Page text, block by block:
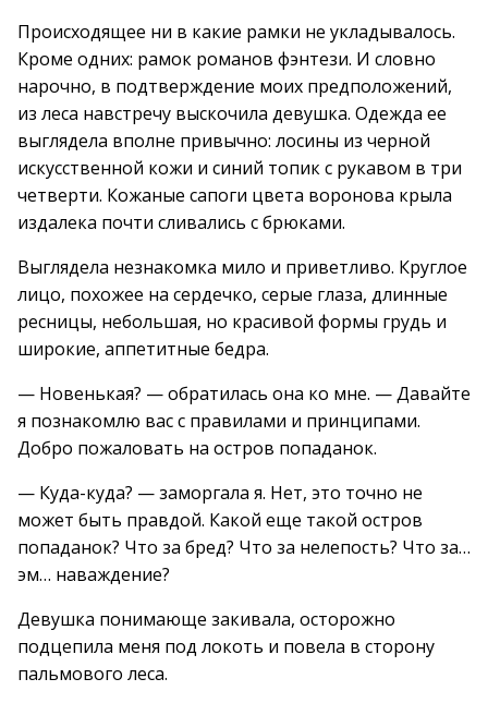
Происходящее ни в какие рамки не укладывалось.
Кроме одних: рамок романов фэнтези. И словно
нарочно, в подтверждение моих предположений,
из леса навстречу выскочила девушка. Одежда ее
выглядела вполне привычно: лосины из черной
искусственной кожи и синий топик с рукавом в три
четверти. Кожаные сапоги цвета воронова крыла
издалека почти сливались с брюками.
Выглядела незнакомка мило и приветливо. Круглое
лицо, похожее на сердечко, серые глаза, длинные
ресницы, небольшая, но красивой формы грудь и
широкие, аппетитные бедра.
— Новенькая? — обратилась она ко мне. — Давайте
я познакомлю вас с правилами и принципами.
Добро пожаловать на остров попаданок.
— Куда-куда? — заморгала я. Нет, это точно не
может быть правдой. Какой еще такой остров
попаданок? Что за бред? Что за нелепость? Что за…
эм… наваждение?
Девушка понимающе закивала, осторожно
подцепила меня под локоть и повела в сторону
пальмового леса.